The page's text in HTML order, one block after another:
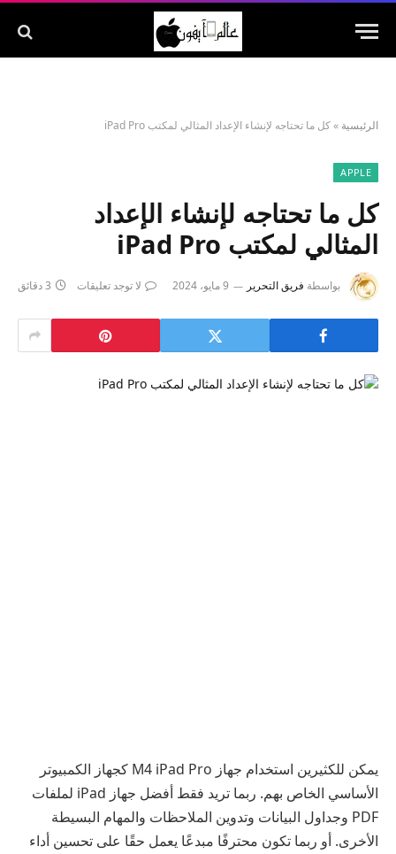
الرئيسية »كل ما تحتاجه لإنشاء الإعداد المثالي لمكتب iPad Pro
APPLE
كل ما تحتاجه لإنشاء الإعداد
المثالي لمكتب iPad Pro
بواسطة فريق التحرير 9 مايو، 2024 لا توجد تعليقات 3 دقائق
يمكن للكثيرين استخدام جهاز M4 iPad Pro كجهاز الكمبيوتر
الأساسي الخاص بهم. ربما تريد فقط أفضل جهاز iPad لملفات
PDF وجداول البيانات وتدوين الملاحظات والمهام البسيطة
الأخرى. أو ربما تكون محترفًا مبدعًا يعمل حقًا على تحسين أداء